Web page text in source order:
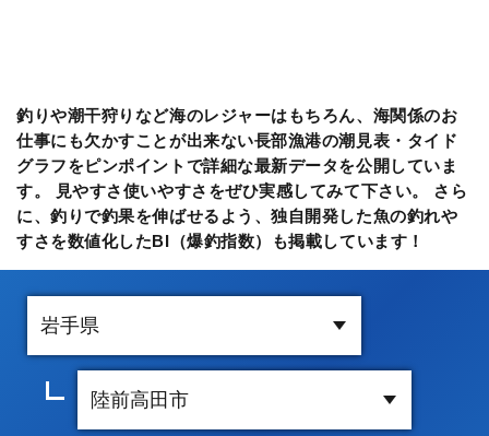
釣りや潮干狩りなど海のレジャーはもちろん、海関係のお
仕事にも欠かすことが出来ない長部漁港の潮見表・タイド
グラフをピンポイントで詳細な最新データを公開していま
す。 見やすさ使いやすさをぜひ実感してみて下さい。 さら
に、釣りで釣果を伸ばせるよう、独自開発した魚の釣れや
すさを数値化したBI（爆釣指数）も掲載しています！